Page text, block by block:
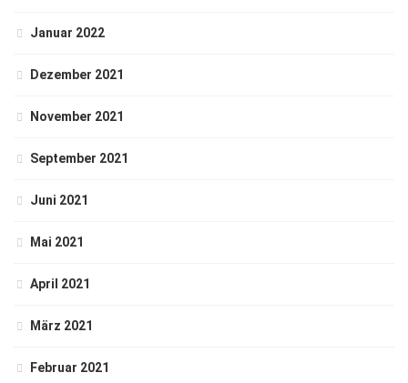
Januar 2022
Dezember 2021
November 2021
September 2021
Juni 2021
Mai 2021
April 2021
März 2021
Februar 2021